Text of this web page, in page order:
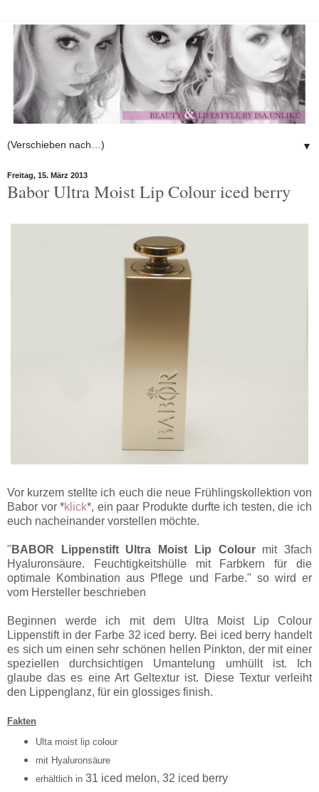
▼
Freitag, 15. März 2013
Babor Ultra Moist Lip Colour iced berry
Vor kurzem stellte ich euch die neue Frühlingskollektion von
Babor vor *klick*, ein paar Produkte durfte ich testen, die ich
euch nacheinander vorstellen möchte.
" BABOR Lippenstift Ultra Moist Lip Colourmit 3fach
Hyaluronsäure. Feuchtigkeitshülle mit Farbkern für die
optimale Kombination aus Pflege und Farbe." so wird er
vom Hersteller beschrieben
Beginnen werde ich mit dem Ultra Moist Lip Colour
Lippenstift in der Farbe 32 iced berry. Bei iced berry handelt
es sich um einen sehr schönen hellen Pinkton, der mit einer
speziellen durchsichtigen Umantelung umhüllt ist. Ich
glaube das es eine Art Geltextur ist. Diese Textur verleiht
den Lippenglanz, für ein glossiges finish.
Fakten
Ulta moist lip colour
mit Hyaluronsäure
erhältlich in 31 iced melon, 32 iced berry